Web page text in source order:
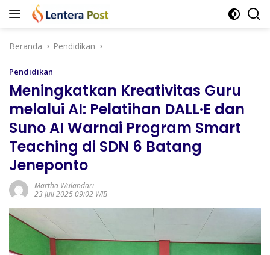
Langsung
Beranda
Pendidikan
Pendidikan
Meningkatkan Kreativitas Guru
melalui AI: Pelatihan DALL·E dan
Suno AI Warnai Program Smart
Teaching di SDN 6 Batang
Jeneponto
Martha Wulandari
23 Juli 2025 09:02 WIB